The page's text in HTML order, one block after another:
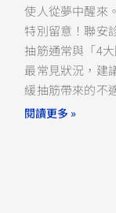
使人從夢中醒來
特別留意！聯安
抽筋通常與「4
最常見狀況，建
緩抽筋帶來的不
閱讀更多 »